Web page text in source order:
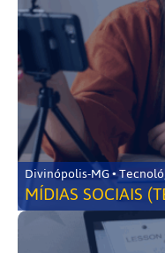
MÍDIAS SOCIAIS